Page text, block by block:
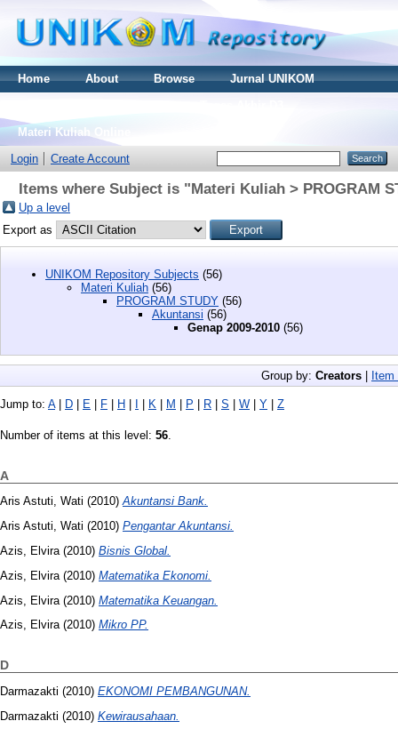
Home About Browse
Jurnal UNIKOM
Materi Kuliah Online
Login
Create Account
Items where Subject is "Materi Kuliah > PROGRAM
Up a level
Export as
UNIKOM Repository Subjects (56)
Materi Kuliah (56)
PROGRAM STUDY (56)
Akuntansi (56)
Genap 2009-2010 (56)
Group by: Creators | Item
Jump to: A| D | E | F | H | I | K | M | P | R | S | W | Y | Z
Number of items at this level: 56
A
Aris Astuti, Wati (2010)Akuntansi Bank.
Aris Astuti, Wati (2010) Pengantar Akuntansi.
Azis, Elvira (2010) Bisnis Global.
Azis, Elvira (2010) Matematika Ekonomi.
Azis, Elvira (2010) Matematika Keuangan.
Azis, Elvira(2010) Mikro PP.
D
Darmazakti (2010) EKONOMI PEMBANGUNAN.
Darmazakti (2010) Kewirausahaan.